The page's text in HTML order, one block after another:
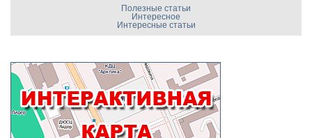
Полезные статьи
Интересное
Интересные статьи